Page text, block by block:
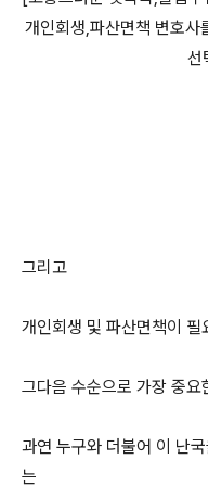
개인회생,파산면책 변호사
선
그리고
개인회생 및 파산면책이 필
그다음 수순으로 가장 중요
과연 누구와 더불어 이 난
는